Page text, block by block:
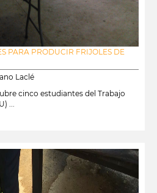
PARA PRODUCIR FRIJOLES DE
Laclé
cinco estudiantes del Trabajo
...